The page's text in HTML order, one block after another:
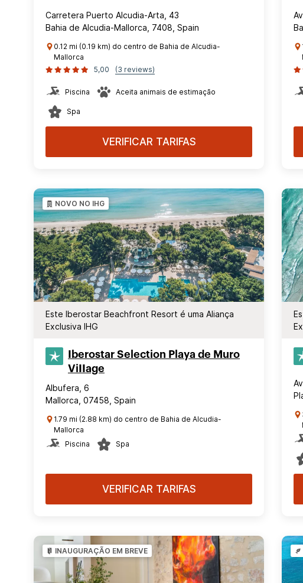
Carretera Puerto Alcudia-Arta, 43
Bahia de Alcudia-Mallorca, 7408, Spain
0.12 mi (0.19 km) do centro de Bahia de Alcudia-
Mallorca
5,00
(3 reviews)
Piscina Aceita animais de estimação
Spa
VERIFICAR TARIFAS
NOVO NO IHG
Este Iberostar Beachfront Resort é uma Aliança
Exclusiva IHG
Iberostar Selection​ Playa de Muro
ViIIage
Albufera, 6
Mallorca, 07458, Spain
1.79 mi (2.88 km) do centro de Bahia de Alcudia-
Mallorca
Piscina
Spa
VERIFICAR TARIFAS
INAUGURAÇÃO EM BREVE